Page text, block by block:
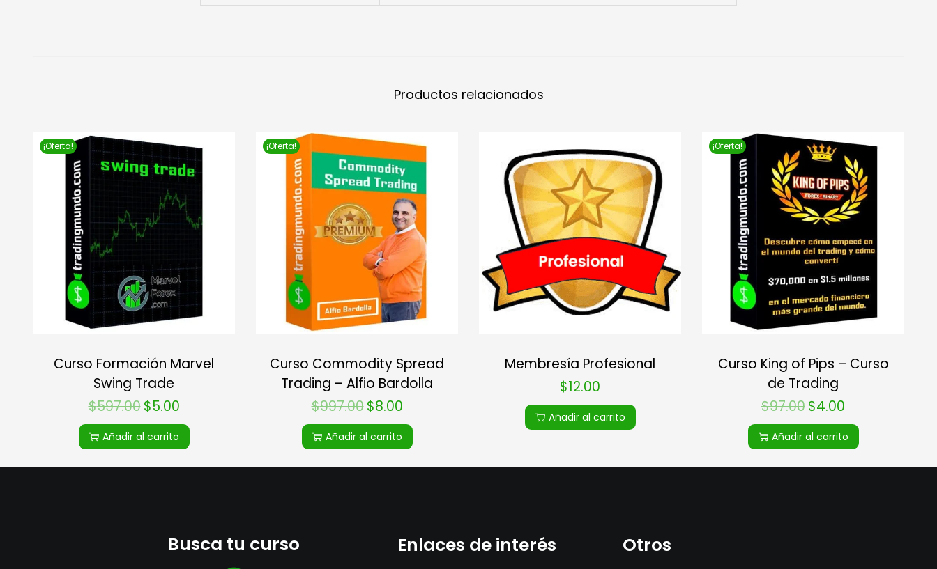
Productos relacionados
¡Oferta!
Curso Formación Marvel
Swing Trade
$597.00 $5.00
Añadir al carrito
¡Oferta!
Curso Commodity Spread
Trading – Alfio Bardolla
$997.00 $8.00
Añadir al carrito
Membresía Profesional
$12.00
Añadir al carrito
¡Oferta!
Curso King of Pips – Curso
de Trading
$97.00$4.00
Añadir al carrito
Busca tu curso Enlaces de interés Otros